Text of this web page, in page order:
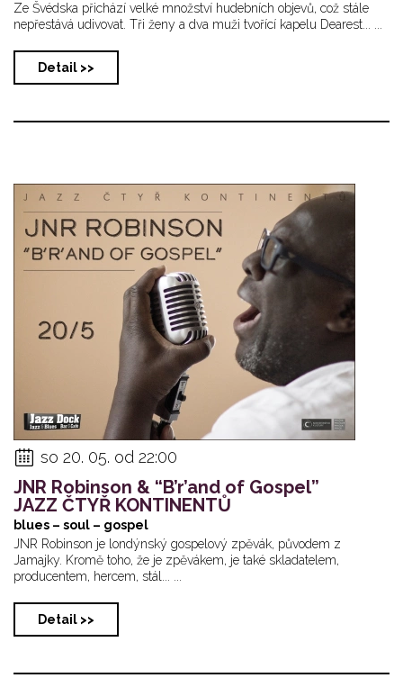
Ze Švédska přichází velké množství hudebních objevů, což stále
nepřestává udivovat. Tři ženy a dva muži tvořící kapelu Dearest... ...
Detail >>
so 20. 05. od 22:00
JNR Robinson & “B’r’and of Gospel”
JAZZ ČTYŘ KONTINENTŮ
blues – soul – gospel
JNR Robinson je londýnský gospelový zpěvák, původem z
Jamajky. Kromě toho, že je zpěvákem, je také skladatelem,
producentem, hercem, stál... ...
Detail >>